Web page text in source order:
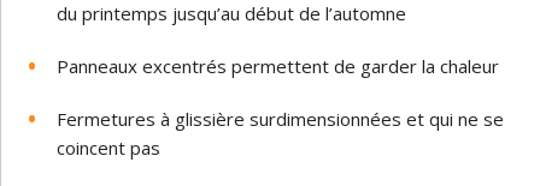
du printemps jusqu’au début de l’automne
Panneaux excentrés permettent de garder la chaleur
Fermetures à glissière surdimensionnées et qui ne se
coincent pas